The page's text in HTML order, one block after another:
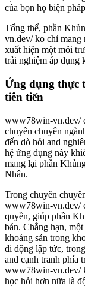
của bọn họ biện
Tổng thể, phần
vn.dev/ ko chỉ mang
xuất hiện một môi
trải nghiệm áp dụng
Ứng dụng thực
tiên tiến
www78win-vn.dev/
chuyên chuyên
đến dò hỏi and
hệ ứng dụng này
mang lại phần
Nhân.
Trong chuyên
www78win-vn.dev/
quyền, giúp phần
bán. Chẳng hạn,
khoáng sản trong
di động lập tức,
and cạnh tranh phía
www78win-vn.dev/
học hỏi hơn nữa là